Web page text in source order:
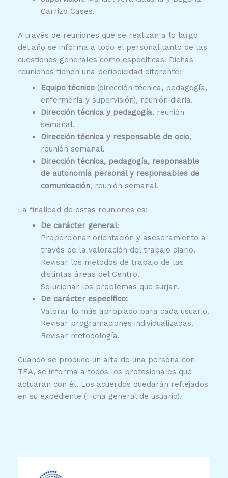
Carrizo Cases.
A través de reuniones que se realizan a lo largo
del año se informa a todo el personal tanto de las
cuestiones generales como específicas. Dichas
reuniones tienen una periodicidad diferente:
Equipo técnico (dirección técnica, pedagogía,
enfermería y supervisión), reunión diaria.
Dirección técnica y pedagogía, reunión
semanal.
Dirección técnica y responsable de ocio,
reunión semanal.
Dirección técnica, pedagogía, responsable
de autonomía personal y responsables de
comunicación, reunión semanal.
La finalidad de estas reuniones es:
De carácter general:
Proporcionar orientación y asesoramiento a
través de la valoración del trabajo diario.
Revisar los métodos de trabajo de las
distintas áreas del Centro.
Solucionar los problemas que surjan.
De carácter específico:
Valorar lo más apropiado para cada usuario.
Revisar programaciones individualizadas.
Revisar metodología.
Cuando se produce un alta de una persona con
TEA, se informa a todos los profesionales que
actuaran con él. Los acuerdos quedarán reflejados
en su expediente (Ficha general de usuario).